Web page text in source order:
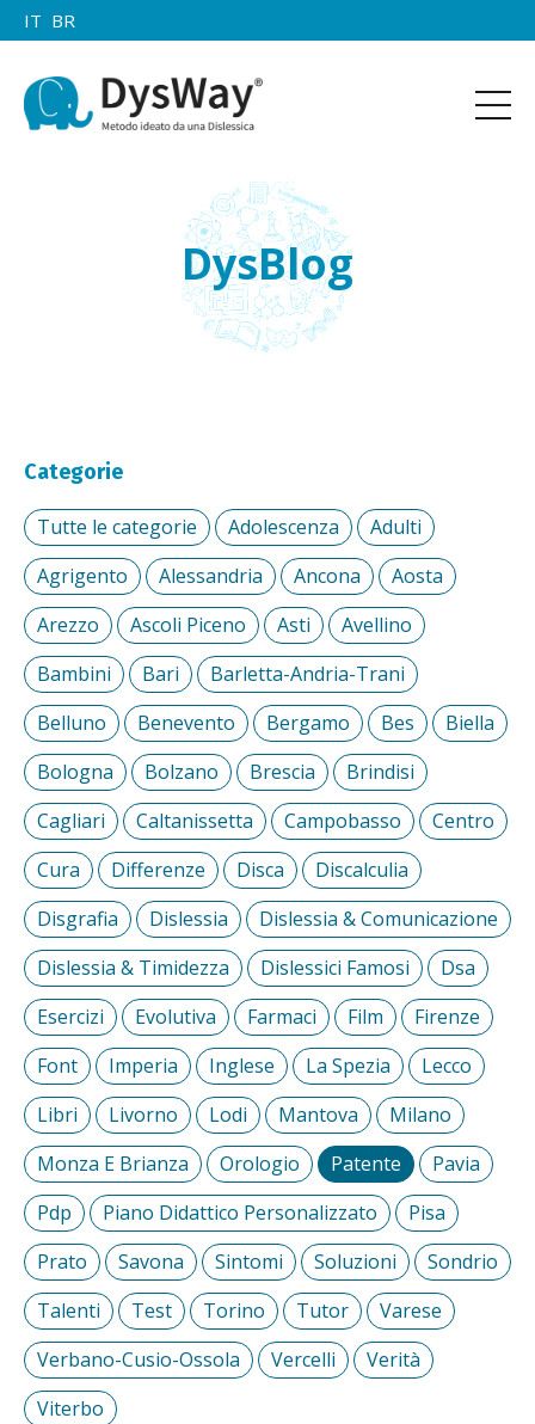
IT BR
DysBlog
Categorie
Tutte le categorie Adolescenza
Adulti
Agrigento
Alessandria Ancona
Aosta
Arezzo
Ascoli Piceno Asti
Avellino
Bambini
Bari
Barletta-Andria-Trani
Belluno
Benevento Bergamo Bes
Biella
Bologna
Bolzano Brescia
Brindisi
Cagliari
Caltanissetta Campobasso
Centro
Cura
Differenze Disca
Discalculia
Disgrafia
Dislessia
Dislessia & Comunicazione
Dislessia & Timidezza
Dislessici Famosi
Dsa
Esercizi
Evolutiva Farmaci Film
Firenze
Font
Imperia Inglese La Spezia
Lecco
Libri
Livorno Lodi Mantova
Milano
Monza E Brianza
Orologio Patente
Pavia
Pdp
Piano Didattico Personalizzato
Pisa
Prato
Savona Sintomi Soluzioni
Sondrio
Talenti
Test Torino Tutor
Varese
Verbano-Cusio-Ossola
Vercelli
Verità
Viterbo